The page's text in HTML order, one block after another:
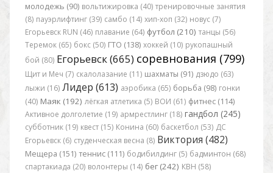
молодежь (90) вольтижировка (40) тренировочные занятия
(8) пауэрлифтинг (39) самбо (14) хип-хоп (32) новус (7)
Егорьевск RUN (46) плавание (64) футбол (210) танцы (56)
Теремок (65) бокс (50) ГТО (138) хоккей (10) рукопашный
бой (80) Егорьевск (665) соревнования (799)
Щит и Меч (7) скалолазание (11) шахматы (91) дзюдо (63)
лыжи (16) Лидер (613) аэробика (65) борьба (98) гонки
(40) Маяк (192) лёгкая атлетика (5) ВОИ (61) фитнес (114)
Активное долголетие (19) армрестлинг (18) гандбол (245)
субботник (19) квест (15) Конина (60) баскетбол (53) ДС
Егорьевск (6) студенческая весна (8) Виктория (482)
Мещера (151) теннис (111) бодибилдинг (5) бадминтон (68)
спартакиада (20) волонтеры (14) бег (242) КВН (58)